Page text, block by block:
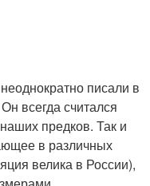
писали в
всегда считался
предков. Так и
в различных
велика в России),